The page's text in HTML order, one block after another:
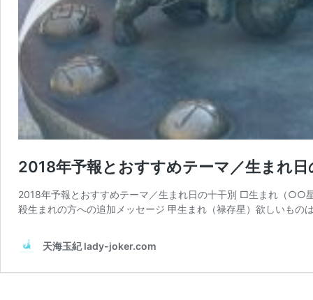
2018年予報とおすすめテーマ／生まれ
2018年予報とおすすめテーマ／生まれ日の十干別 □生まれ（○○
殺生まれの方への追加メッセージ 甲生まれ（禄存星）欲しいも
天海玉紀 lady-joker.com